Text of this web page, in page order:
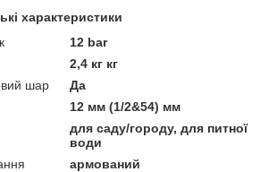
характеристики
12 bar
2,4 кг кг
шар
Да
12 мм (1/2&54) мм
для саду/городу, для питної
води
армований